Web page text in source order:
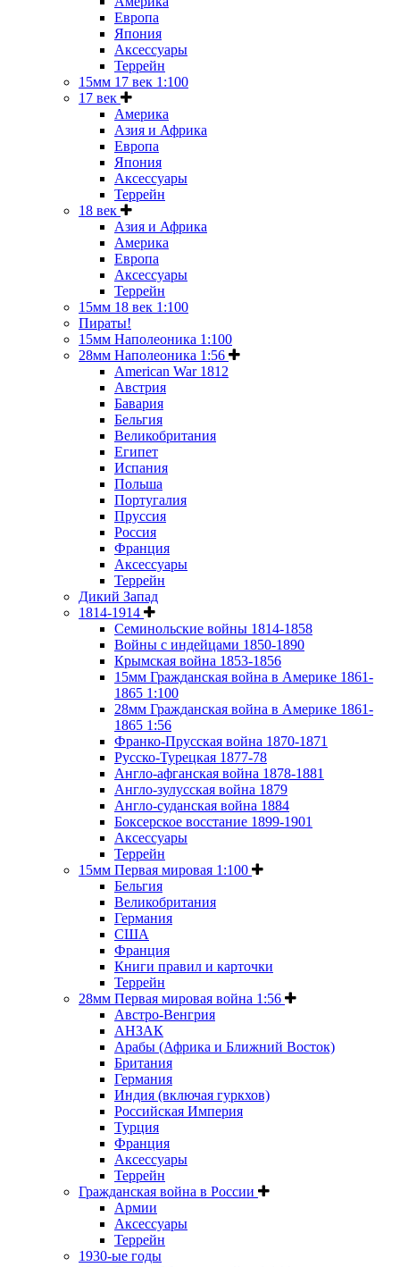
Европа
Япония
Аксессуары
Террейн
15мм 17 век 1:100
17 век
Америка
Азия и Африка
Европа
Япония
Аксессуары
Террейн
18 век
Азия и Африка
Америка
Европа
Аксессуары
Террейн
15мм 18 век 1:100
Пираты!
15мм Наполеоника 1:100
28мм Наполеоника 1:56
American War 1812
Австрия
Бавария
Бельгия
Великобритания
Египет
Испания
Польша
Португалия
Пруссия
Россия
Франция
Аксессуары
Террейн
Дикий Запад
1814-1914
Семинольские войны 1814-1858
Войны с индейцами 1850-1890
Крымская война 1853-1856
15мм Гражданская война в Америке 1861-
1865 1:100
28мм Гражданская война в Америке 1861-
1865 1:56
Франко-Прусская война 1870-1871
Русско-Турецкая 1877-78
Англо-афганская война 1878-1881
Англо-зулусская война 1879
Англо-суданская война 1884
Боксерское восстание 1899-1901
Аксессуары
Террейн
15мм Первая мировая 1:100
Бельгия
Великобритания
Германия
США
Франция
Книги правил и карточки
Террейн
28мм Первая мировая война 1:56
Австро-Венгрия
АНЗАК
Арабы (Африка и Ближний Восток)
Британия
Германия
Индия (включая гуркхов)
Российская Империя
Турция
Франция
Аксессуары
Террейн
Гражданская война в России
Армии
Аксессуары
Террейн
1930-ые годы